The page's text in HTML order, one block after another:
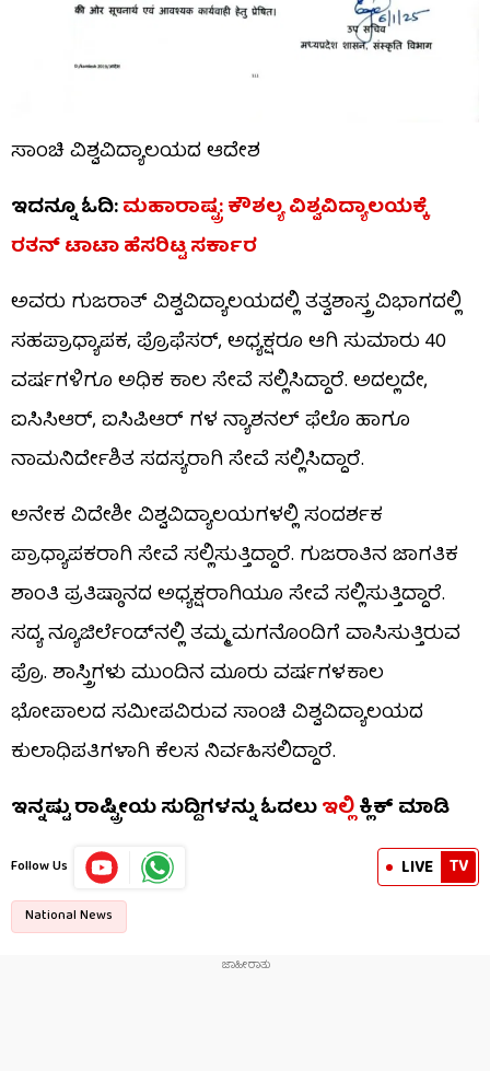
ಸಾಂಚಿ ವಿಶ್ವವಿದ್ಯಾಲಯದ ಆದೇಶ
ಇದನ್ನೂ ಓದಿ:ಮಹಾರಾಷ್ಟ್ರ: ಕೌಶಲ್ಯ ವಿಶ್ವವಿದ್ಯಾಲಯಕ್ಕೆ
ರತನ್ ಟಾಟಾ ಹೆಸರಿಟ್ಟ ಸರ್ಕಾರ
ಅವರು ಗುಜರಾತ್ ವಿಶ್ವವಿದ್ಯಾಲಯದಲ್ಲಿ ತತ್ವಶಾಸ್ತ್ರ ವಿಭಾಗದಲ್ಲಿ
ಸಹಪ್ರಾಧ್ಯಾಪಕ, ಪ್ರೊಫೆಸರ್, ಅಧ್ಯಕ್ಷರೂ ಆಗಿ ಸುಮಾರು 40
ವರ್ಷಗಳಿಗೂ ಅಧಿಕ ಕಾಲ ಸೇವೆ ಸಲ್ಲಿಸಿದ್ದಾರೆ. ಅದಲ್ಲದೇ,
ಐಸಿಸಿಆರ್, ಐಸಿಪಿಆರ್ ಗಳ ನ್ಯಾಶನಲ್ ಫೆಲೊ ಹಾಗೂ
ನಾಮನಿರ್ದೇಶಿತ ಸದಸ್ಯರಾಗಿ ಸೇವೆ ಸಲ್ಲಿಸಿದ್ದಾರೆ.
ಅನೇಕ ವಿದೇಶೀ ವಿಶ್ವವಿದ್ಯಾಲಯಗಳಲ್ಲಿ ಸಂದರ್ಶಕ
ಪ್ರಾಧ್ಯಾಪಕರಾಗಿ ಸೇವೆ ಸಲ್ಲಿಸುತ್ತಿದ್ದಾರೆ. ಗುಜರಾತಿನ ಜಾಗತಿಕ
ಶಾಂತಿ ಪ್ರತಿಷ್ಠಾನದ ಅಧ್ಯಕ್ಷರಾಗಿಯೂ ಸೇವೆ ಸಲ್ಲಿಸುತ್ತಿದ್ದಾರೆ.
ಸದ್ಯ ನ್ಯೂಜಿರ್ಲೆಂಡ್​ನಲ್ಲಿ ತಮ್ಮ ಮಗನೊಂದಿಗೆ ವಾಸಿಸುತ್ತಿರುವ
ಪ್ರೊ. ಶಾಸ್ತ್ರಿಗಳು ಮುಂದಿನ ಮೂರು ವರ್ಷಗಳಕಾಲ
ಭೋಪಾಲದ ಸಮೀಪವಿರುವ ಸಾಂಚಿ ವಿಶ್ವವಿದ್ಯಾಲಯದ
ಕುಲಾಧಿಪತಿಗಳಾಗಿ ಕೆಲಸ ನಿರ್ವಹಿಸಲಿದ್ದಾರೆ.
ಇನ್ನಷ್ಟು ರಾಷ್ಟ್ರೀಯ ಸುದ್ದಿಗಳನ್ನು ಓದಲುಇಲ್ಲಿಕ್ಲಿಕ್ ಮಾಡಿ
Follow Us LIVE TV
National News